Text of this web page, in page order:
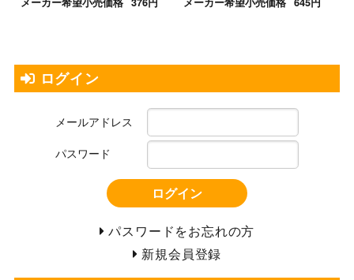
ログイン
メールアドレス
パスワード
ログイン
パスワードをお忘れの方
新規会員登録